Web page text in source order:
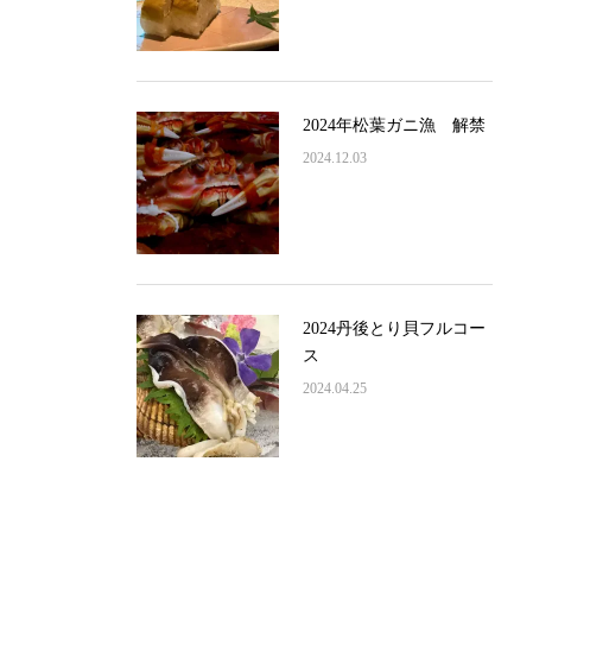
2024年松葉ガニ漁 解禁
2024.12.03
2024丹後とり貝フルコー
ス
2024.04.25